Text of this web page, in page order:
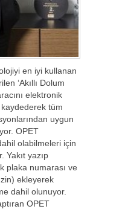
en iyi kullanan
‘Akıllı Dolum
elektronik
tüm
uygun
OPET
olabilmeleri için
Yakıt yazıp
plaka numarası ve
ekleyerek
dahil olunuyor.
OPET